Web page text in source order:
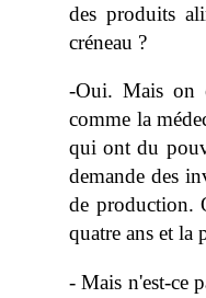
des produits
créneau ?
-Oui. Mais on
comme la
qui ont du
demande des
de production.
quatre ans et la
- Mais n'est-ce